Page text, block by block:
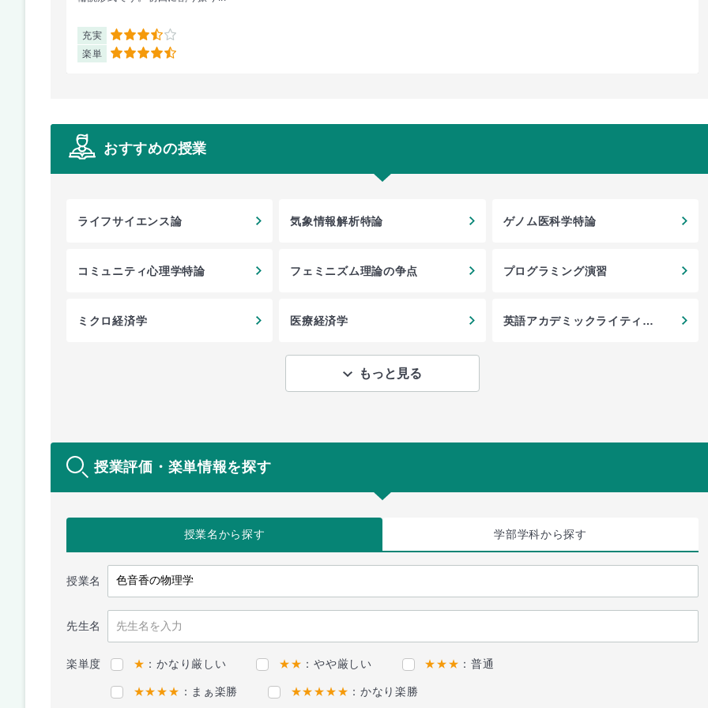
充実 3.5
楽単 4.5
おすすめの授業
ライフサイエンス論 気象情報解析特論 ゲノム医科学特論
コミュニティ心理学特論 フェミニズム理論の争点 プログラミング演習
ミクロ経済学 医療経済学
英語アカデミックライティン
もっと見る
授業評価・楽単情報を探す
授業名から探す 学部学科から探す
授業名
先生名
楽単度 ★ ：かなり厳しい ★★ ：やや厳しい ★★★ ：普通
★★★★ ：まぁ楽勝 ★★★★★ ：かなり楽勝